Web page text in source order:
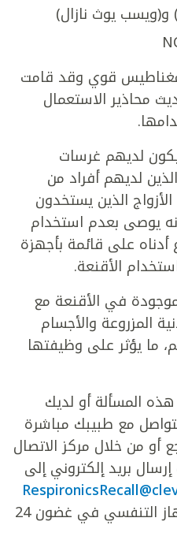
و(ويسب يوث نازال)
قوي وقد قامت
محاذير الاستعمال
لديهم غرسات
لديهم أفراد من
الذين يستخدون
يوصى بعدم استخدام
على قائمة بأجهزة
الأقنعة.
في الأقنعة مع
المزروعة والأجسام
ما يؤثر على وظيفتها
المسألة أو لديك
مع طبيبك مباشرة
أو من خلال مركز الاتصال
وسيتواصل معك معالج الجهاز التنفسي في غضون 24